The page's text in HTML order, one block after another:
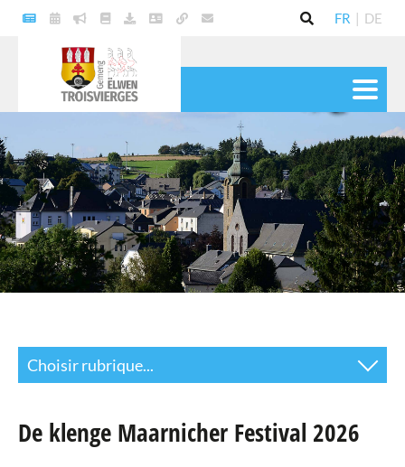
FR | DE
COMMUNE
SERVICES
VIE PRATIQUE
Choisir rubrique...
Agenda
De klenge Maarnicher Festival 2026